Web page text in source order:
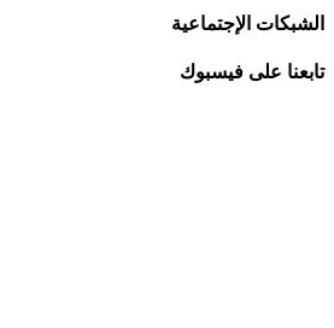
الشبكات الإجتماعية
تابعنا على فيسبوك